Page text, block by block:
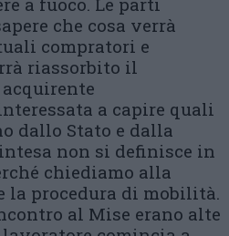
che cosa verrà
compratori e
riassorbito il
acquirente
a capire quali
dallo Stato e dalla
non si definisce in
chiediamo alla
procedura di mobilità.
al Mise erano alte